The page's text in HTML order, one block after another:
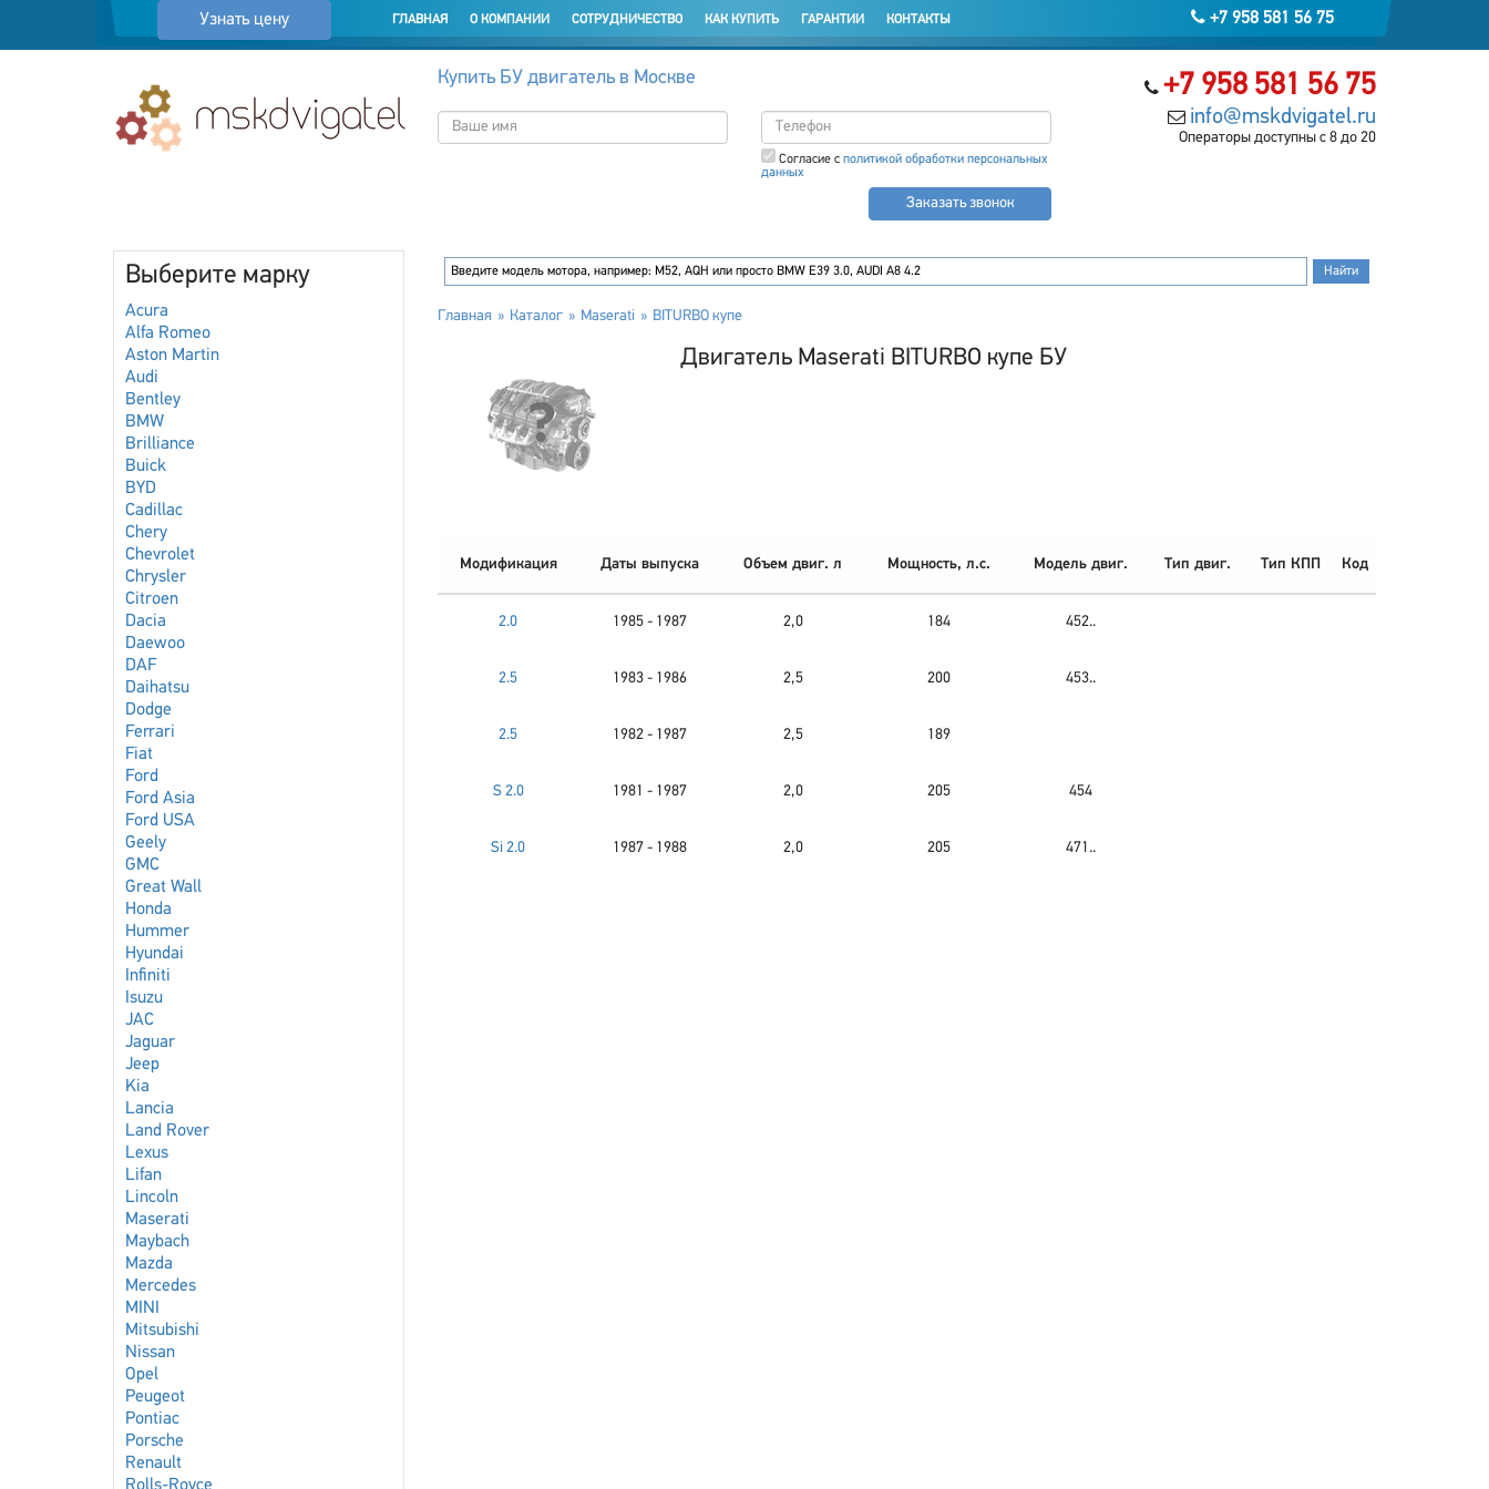
Узнать цену +7 958 581 56 75
ГЛАВНАЯ О КОМПАНИИ СОТРУДНИЧЕСТВО КАК КУПИТЬ ГАРАНТИИ КОНТАКТЫ
+7 958 581 56 75
info@mskdvigatel.ru
Операторы доступны с 8 до 20
Купить БУ двигатель в Москве
Согласие с политикой обработки персональных
данных
Заказать звонок
Выберите марку
Acura
Alfa Romeo
Aston Martin
Audi
Bentley
BMW
Brilliance
Buick
BYD
Cadillac
Chery
Chevrolet
Chrysler
Citroen
Dacia
Daewoo
DAF
Daihatsu
Dodge
Ferrari
Fiat
Ford
Ford Asia
Ford USA
Geely
GMC
Great Wall
Honda
Hummer
Hyundai
Infiniti
Isuzu
JAC
Jaguar
Jeep
Kia
Lancia
Land Rover
Lexus
Lifan
Lincoln
Maserati
Maybach
Mazda
Mercedes
MINI
Mitsubishi
Nissan
Opel
Peugeot
Pontiac
Porsche
Renault
Главная Каталог Maserati BITURBO купе
Двигатель Maserati BITURBO купе БУ
Модификация Даты выпуска Объем двиг. л Мощность, л.с. Модель двиг. Тип двиг. Тип КПП Код
2.0 1985 - 1987 2,0 184 452..
2.5 1983 - 1986 2,5 200 453..
2.5 1982 - 1987 2,5 189
S 2.0 1981 - 1987 2,0 205 454
Si 2.0 1987 - 1988 2,0 205 471..